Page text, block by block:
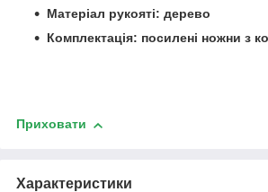
Матеріал рукояті: дерево
Комплектація: посилені ножни з
Приховати
Характеристики